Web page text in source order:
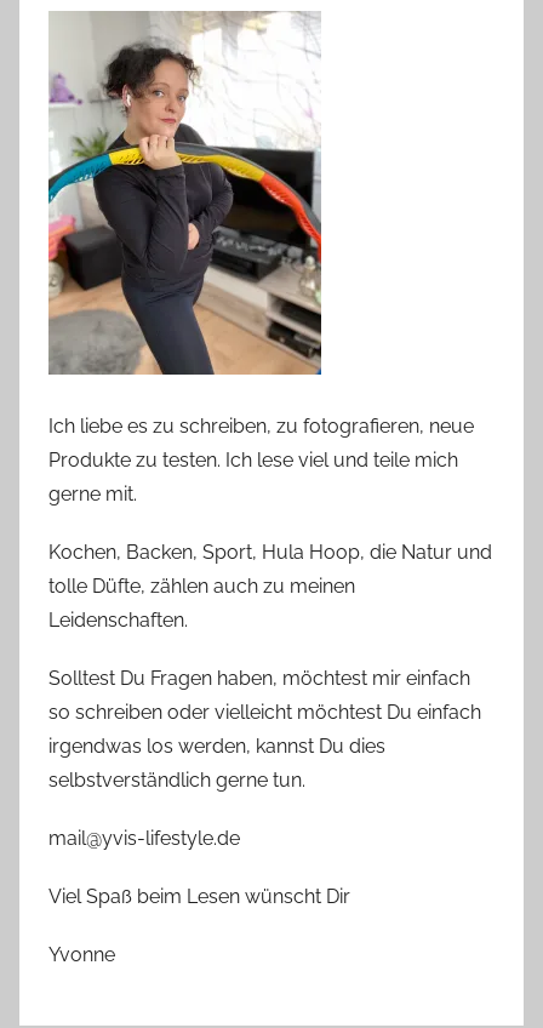
Ich liebe es zu schreiben, zu fotografieren, neue
Produkte zu testen. Ich lese viel und teile mich
gerne mit.
Kochen, Backen, Sport, Hula Hoop, die Natur und
tolle Düfte, zählen auch zu meinen
Leidenschaften.
Solltest Du Fragen haben, möchtest mir einfach
so schreiben oder vielleicht möchtest Du einfach
irgendwas los werden, kannst Du dies
selbstverständlich gerne tun.
mail@yvis-lifestyle.de
Viel Spaß beim Lesen wünscht Dir
Yvonne